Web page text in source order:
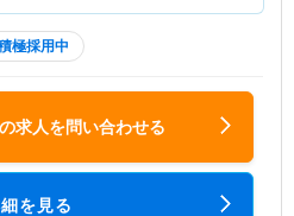
極採用中
求人を問い合わせる
を見る